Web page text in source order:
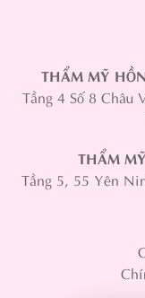
THẨM MỸ
Tầng 4 Số 8 Châu
THẨM
Tầng 5, 55 Yên